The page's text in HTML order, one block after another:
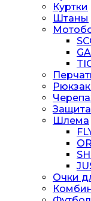
Куртки
Штаны
Шлема
Очки